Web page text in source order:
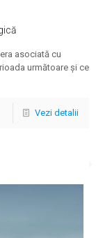
asociată cu
următoare și ce
Vezi detalii